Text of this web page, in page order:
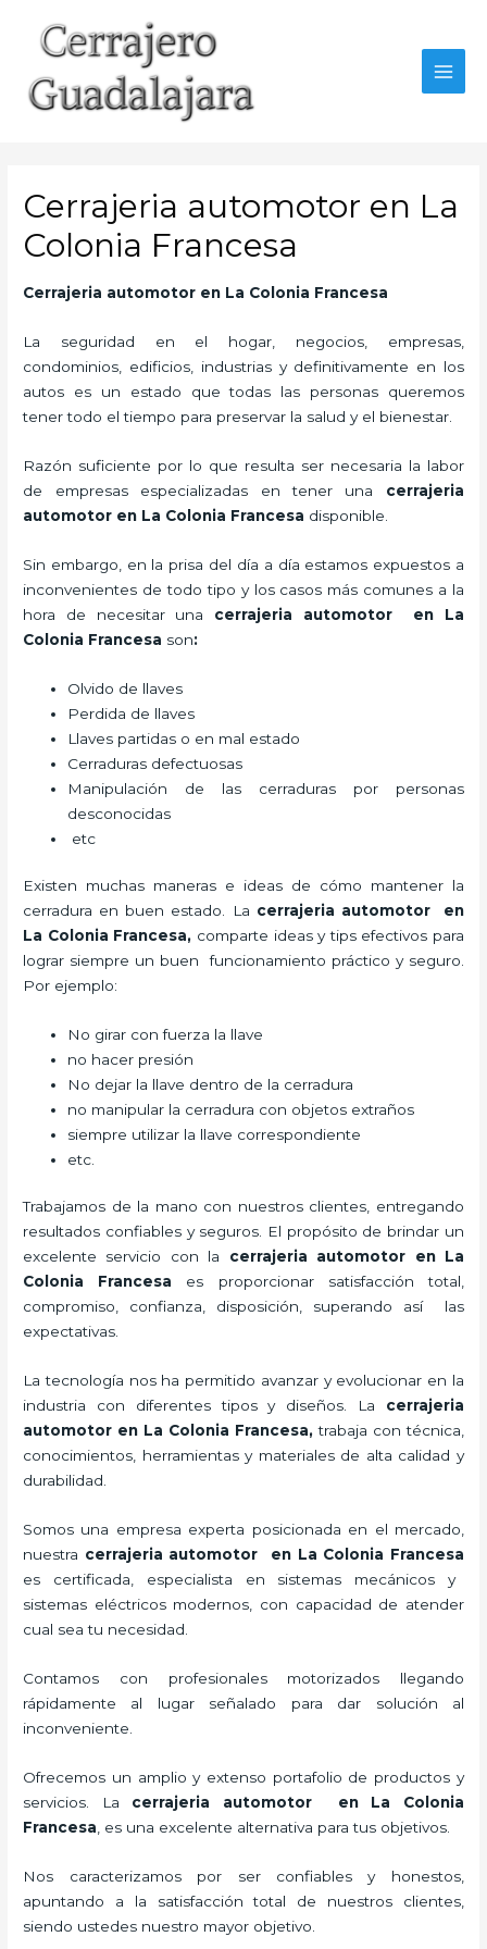
contenido
Cerrajeria automotor en La
Colonia Francesa
Cerrajeria automotor en La Colonia Francesa
La seguridad en el hogar, negocios, empresas,
condominios, edificios, industrias y definitivamente en los
autos es un estado que todas las personas queremos
tener todo el tiempo para preservar la salud y el bienestar.
Razón suficiente por lo que resulta ser necesaria la labor
de empresas especializadas en tener una cerrajeria
automotor en La Colonia Francesa disponible.
Sin embargo, en la prisa del día a día estamos expuestos a
inconvenientes de todo tipo y los casos más comunes a la
hora de necesitar una cerrajeria automotor en La
Colonia Francesa son:
Olvido de llaves
Perdida de llaves
Llaves partidas o en mal estado
Cerraduras defectuosas
Manipulación de las cerraduras por personas
desconocidas
etc
Existen muchas maneras e ideas de cómo mantener la
cerradura en buen estado. La cerrajeria automotor en
La Colonia Francesa, comparte ideas y tips efectivos para
lograr siempre un buen funcionamiento práctico y seguro.
Por ejemplo:
No girar con fuerza la llave
no hacer presión
No dejar la llave dentro de la cerradura
no manipular la cerradura con objetos extraños
siempre utilizar la llave correspondiente
etc.
Trabajamos de la mano con nuestros clientes, entregando
resultados confiables y seguros. El propósito de brindar un
excelente servicio con la cerrajeria automotor en La
Colonia Francesa es proporcionar satisfacción total,
compromiso, confianza, disposición, superando así las
expectativas.
La tecnología nos ha permitido avanzar y evolucionar en la
industria con diferentes tipos y diseños. La cerrajeria
automotor en La Colonia Francesa,trabaja con técnica,
conocimientos, herramientas y materiales de alta calidad y
durabilidad.
Somos una empresa experta posicionada en el mercado,
nuestra cerrajeria automotor en La Colonia Francesa
es certificada, especialista en sistemas mecánicos y
sistemas eléctricos modernos, con capacidad de atender
cual sea tu necesidad.
Contamos con profesionales motorizados llegando
rápidamente al lugar señalado para dar solución al
inconveniente.
Ofrecemos un amplio y extenso portafolio de productos y
servicios. La cerrajeria automotor en La Colonia
Francesa , es una excelente alternativa para tus objetivos.
Nos caracterizamos por ser confiables y honestos,
apuntando a la satisfacción total de nuestros clientes,
siendo ustedes nuestro mayor objetivo.